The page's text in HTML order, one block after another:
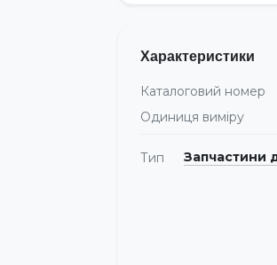
Характеристики
Каталоговий номер
Одиниця виміру
Тип Запчастини